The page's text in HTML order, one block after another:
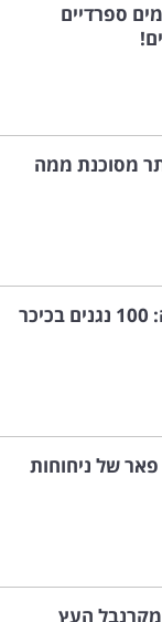
ספרדיים
מסוכנת ממה
קונצרט בהפתעה: 100 נגנים בכיכר
פאר של ניחוחות
מקרנבל העץ